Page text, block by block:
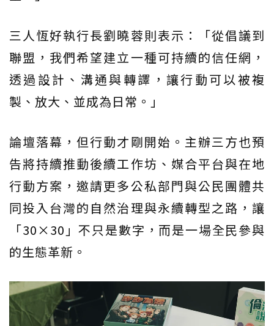
三人恆好執行長劉曉蓉則表示：「從倡議到
聯盟，我們希望建立一種可持續的信任網，
透過設計、溝通與轉譯，讓行動可以被複
製、放大、並成為日常。」
論壇落幕，但行動才剛開始。主辦三方也預
告將持續推動後續工作坊、媒合平台與在地
行動方案，邀請更多公私部門與公民團體共
同投入台灣的自然治理與永續轉型之路，讓
「30×30」不只是數字，而是一場全民參與
的生態革新。